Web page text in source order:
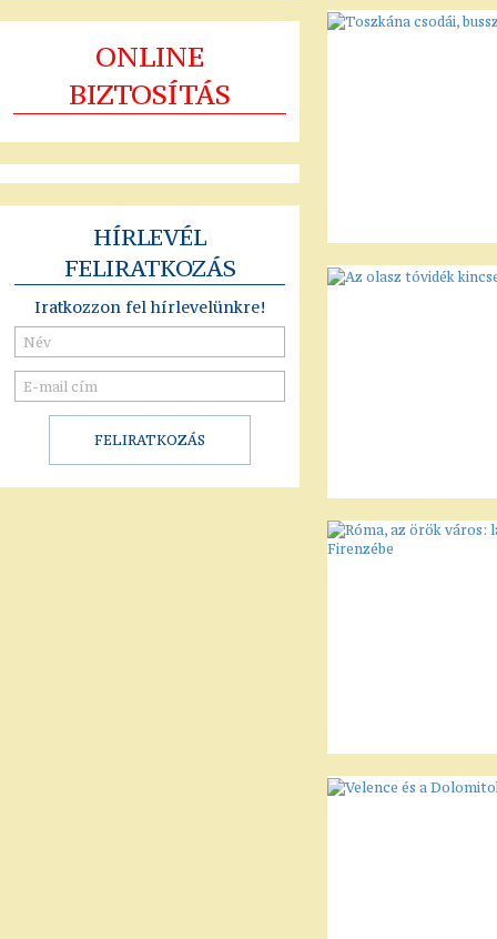
ONLINE
BIZTOSÍTÁS
HÍRLEVÉL
FELIRATKOZÁS
Iratkozzon fel hírlevelünkre!